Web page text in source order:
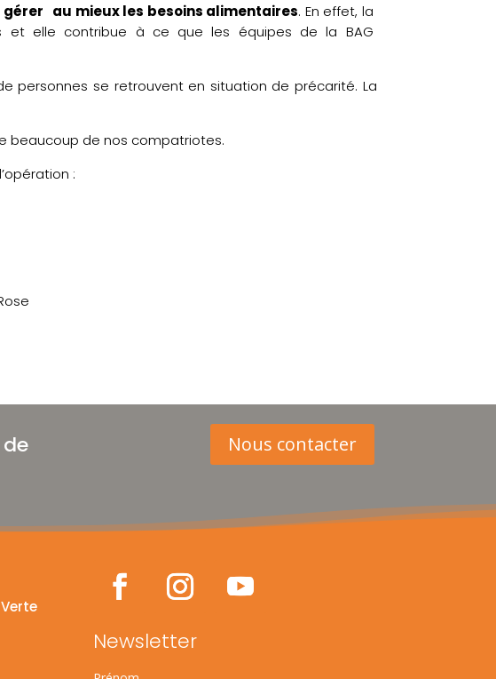
au mieux les besoins alimentaires. En effet, la
et elle contribue à ce que les équipes de la BAG
personnes se retrouvent en situation de précarité. La
beaucoup de nos compatriotes.
:
Nous contacter
Newsletter